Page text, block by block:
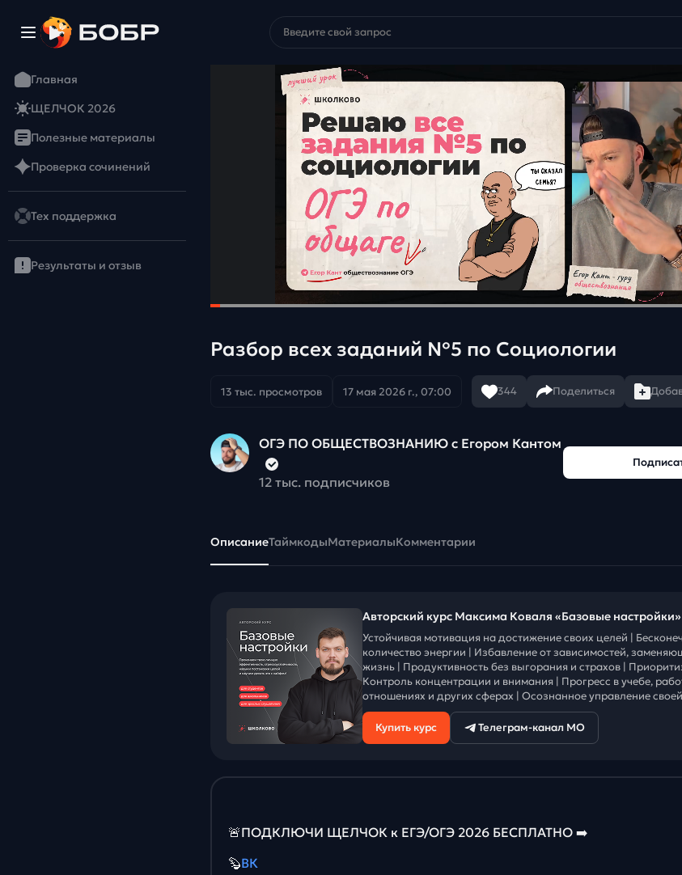
Главная
ЩЕЛЧОК 2026
Полезные материалы
Проверка сочинений
Тех поддержка
Результаты и отзыв
Разбор всех заданий №5 по Социологии
13 тыс. просмотров 17 мая 2026 г., 07:00 344 Поделиться
ОГЭ ПО ОБЩЕСТВОЗНАНИЮ c Егором Кантом
12 тыс. подписчиков
ОписаниеТаймкодыМатериалыКомментарии
Авторский курс Максима Коваля «Базовые настройки»
Устойчивая мотивация на достижение своих целей |
количество энергии | Избавление от зависимостей,
жизнь | Продуктивность без выгорания и страхов |
Контроль концентрации и внимания | Прогресс в учебе,
отношениях и других сферах | Осознанное управление
Купить курс Телеграм-канал МО
🚨ПОДКЛЮЧИ ЩЕЛЧОК к ЕГЭ/ОГЭ 2026 БЕСПЛАТНО ➡️
🦫ВК